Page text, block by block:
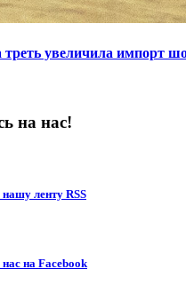
треть увеличила импорт
на нас!
ленту RSS
на Facebook